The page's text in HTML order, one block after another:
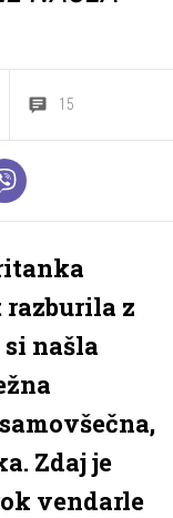
15
z
si našla
Zdaj je
vendarle